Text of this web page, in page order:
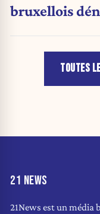
bruxellois
TOUTES
21 NEWS
21News est un média